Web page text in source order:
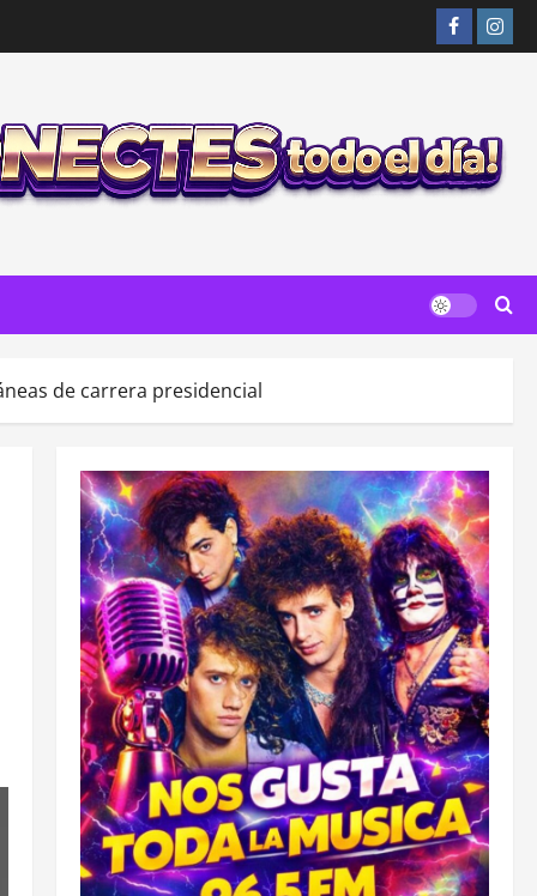
Facebook
de carrera presidencial